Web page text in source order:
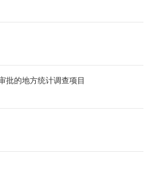
批的地方统计调查项目